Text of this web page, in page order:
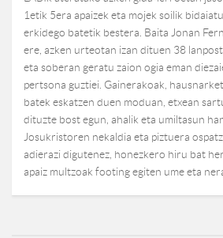
1etik 5era apaizek eta mojek soilik
erkidego batetik bestera. Baita Jonan
ere, azken urteotan izan dituen 38
eta soberan geratu zaion ogia eman
pertsona guztiei. Gainerakoak,
batek eskatzen duen moduan, etxean
dituzte bost egun, ahalik eta umiltasun
Josukristoren nekaldia eta piztuera
adierazi digutenez, honezkero hiru bat
apaiz multzoak footing egiten ume eta